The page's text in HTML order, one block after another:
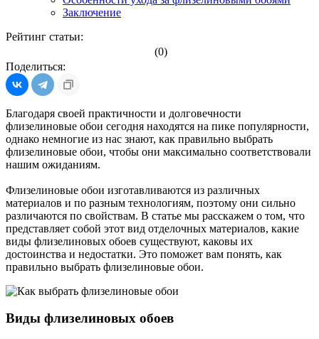
Заключение
Рейтинг статьи:
(0)
Поделиться:
Благодаря своей практичности и долговечности
флизелиновые обои сегодня находятся на пике популярности,
однако немногие из нас знают, как правильно выбрать
флизелиновые обои, чтобы они максимально соответствовали
нашим ожиданиям.
Флизелиновые обои изготавливаются из различных
материалов и по разным технологиям, поэтому они сильно
различаются по свойствам. В статье мы расскажем о том, что
представляет собой этот вид отделочных материалов, какие
виды флизелиновых обоев существуют, каковы их
достоинства и недостатки. Это поможет вам понять, как
правильно выбрать флизелиновые обои.
Виды флизелиновых обоев